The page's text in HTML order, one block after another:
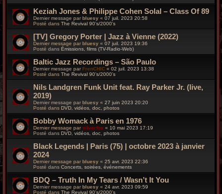
Keziah Jones & Philippe Cohen Solal – Class Of 89
Dernier message parbluesy « 07 juil. 2023 20:58
Posté dans The Revival 90’s/2000’s
[TV] Gregory Porter | Jazz à Vienne (2022)
Dernier message par bluesy « 07 juil. 2023 19:36
Posté dans Émissions, films (TV-Radio-Web)
Baltic Jazz Recordings – São Paulo
Dernier message parFrenCHIC « 02 juil. 2023 13:38
Posté dans The Revival 90’s/2000’s
Nils Landgren Funk Unit feat. Ray Parker Jr. (live,
2019)
Dernier message par bluesy « 27 juin 2023 20:20
Posté dans DVD, vidéos, doc, photos
Bobby Womack à Paris en 1976
Dernier message parsilverfox « 10 mai 2023 17:19
Posté dans DVD, vidéos, doc, photos
Black Legends | Paris (75) | octobre 2023 à janvier
2024
Dernier message par bluesy « 25 avr. 2023 22:36
Posté dans Concerts, soirées, événements
BDQ – Truth In My Tears / Wasn’t It You
Dernier message parbluesy « 24 avr. 2023 09:59
Posté dans The Revival 90’s/2000’s